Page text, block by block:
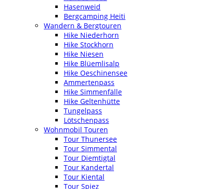
Hasenweid
Bergcamping Heiti
Wandern & Bergtouren
Hike Niederhorn
Hike Stockhorn
Hike Niesen
Hike Blüemlisalp
Hike Oeschinensee
Ammertenpass
Hike Simmenfälle
Hike Geltenhütte
Tungelpass
Lötschenpass
Wohnmobil Touren
Tour Thunersee
Tour Simmental
Tour Diemtigtal
Tour Kandertal
Tour Kiental
Tour Spiez